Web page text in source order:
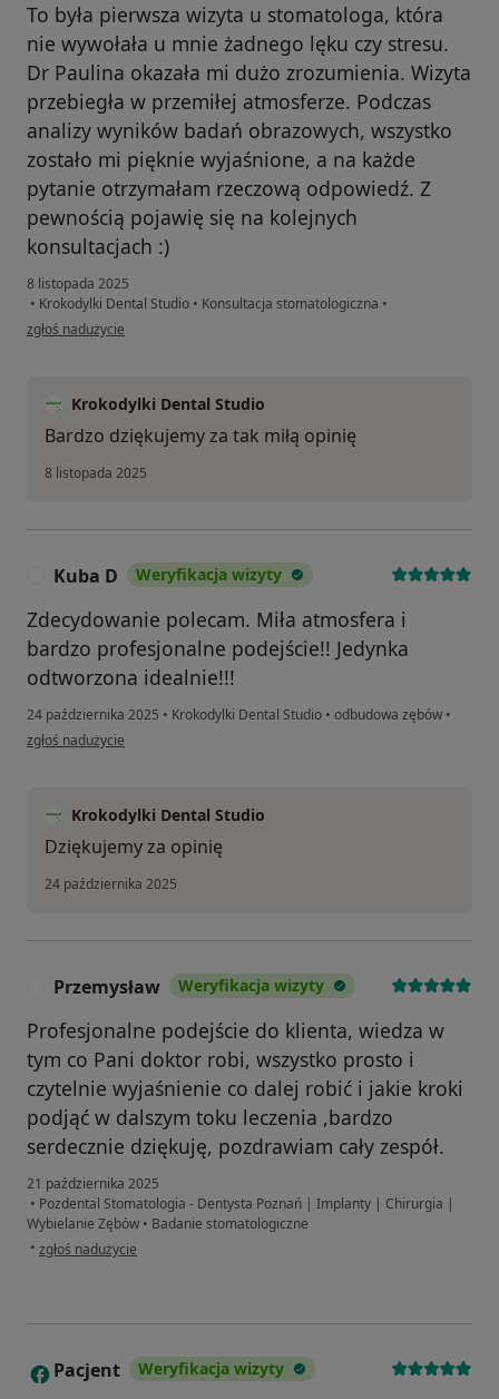
To była pierwsza wizyta u stomatologa, która
nie wywołała u mnie żadnego lęku czy stresu.
Dr Paulina okazała mi dużo zrozumienia. Wizyta
przebiegła w przemiłej atmosferze. Podczas
analizy wyników badań obrazowych, wszystko
zostało mi pięknie wyjaśnione, a na każde
pytanie otrzymałam rzeczową odpowiedź. Z
pewnością pojawię się na kolejnych
konsultacjach :)
8 listopada 2025
• Krokodylki Dental Studio • Konsultacja stomatologiczna •
w opinii użytkownika Adrianna
zgłoś nadużycie
Krokodylki Dental Studio
Bardzo dziękujemy za tak miłą opinię
8 listopada 2025
Kuba D Weryfikacja wizyty
Zdecydowanie polecam. Miła atmosfera i
bardzo profesjonalne podejście!! Jedynka
odtworzona idealnie!!!
24 października 2025 • Krokodylki Dental Studio • odbudowa zębów •
w opinii użytkownika Kuba D
zgłoś nadużycie
Krokodylki Dental Studio
Dziękujemy za opinię
24 października 2025
Przemysław Weryfikacja wizyty
Profesjonalne podejście do klienta, wiedza w
tym co Pani doktor robi, wszystko prosto i
czytelnie wyjaśnienie co dalej robić i jakie kroki
podjąć w dalszym toku leczenia ,bardzo
serdecznie dziękuję, pozdrawiam cały zespół.
21 października 2025
• Pozdental Stomatologia - Dentysta Poznań | Implanty | Chirurgia |
Wybielanie Zębów • Badanie stomatologiczne
• w opinii użytkownika Przemysław
zgłoś nadużycie
P Pacjent Weryfikacja wizyty